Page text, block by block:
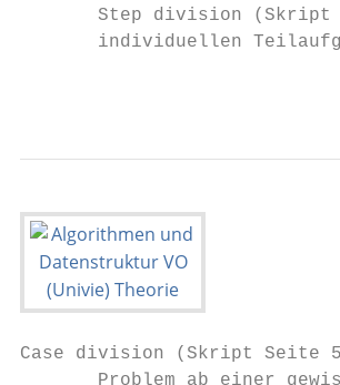
Step division
individuellen
Case division (Skript Seite
Problem ab einer